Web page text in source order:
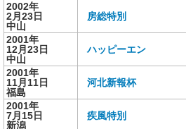
2002年
2月23日
中山
房総特別
2001年
12月23日
中山
ハッピーエン
2001年
11月11日
福島
河北新報杯
2001年
7月15日
新潟
疾風特別